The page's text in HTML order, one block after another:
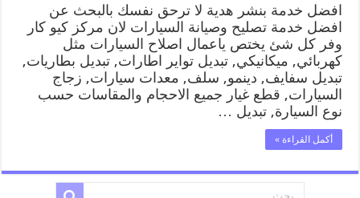
افضل خدمة بنشر هدية لا ترحق نفسك بالبحث عن
افضل خدمة تصليح وصيانة السيارات لان مركز كيو كار
وفر كل شئ يختص ياعمال اصلاح السيارات مثل
كهربائي, ميكانيكي, تبديل تواير اطارات, تبديل بطاريات,
تبديل سفايف, دينمو, سلف, معدات سيارات, زجاج
السيارات, قطع غيار جميع الاحجام والمقاسات حسب
نوع السيارة, تبديل …
أكمل القراءة »